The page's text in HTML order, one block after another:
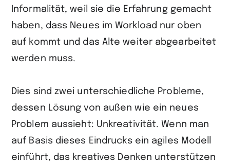
Informalität, weil sie die Erfahrung gemacht
haben, dass Neues im Workload nur oben
auf kommt und das Alte weiter abgearbeitet
werden muss.
Dies sind zwei unterschiedliche Probleme,
dessen Lösung von außen wie ein neues
Problem aussieht: Unkreativität. Wenn man
auf Basis dieses Eindrucks ein agiles Modell
einführt, das kreatives Denken unterstützen